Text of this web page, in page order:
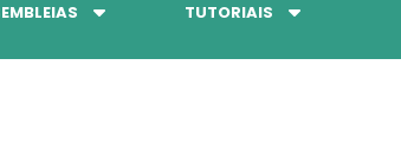
TUTORIAIS